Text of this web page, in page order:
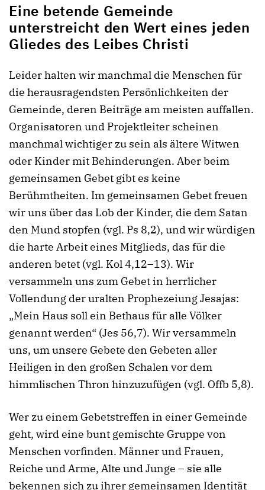
Eine betende Gemeinde
unterstreicht den Wert eines jeden
Gliedes des Leibes Christi
Leider halten wir manchmal die Menschen für
die herausragendsten Persönlichkeiten der
Gemeinde, deren Beiträge am meisten auffallen.
Organisatoren und Projektleiter scheinen
manchmal wichtiger zu sein als ältere Witwen
oder Kinder mit Behinderungen. Aber beim
gemeinsamen Gebet gibt es keine
Berühmtheiten. Im gemeinsamen Gebet freuen
wir uns über das Lob der Kinder, die dem Satan
den Mund stopfen (vgl. Ps 8,2), und wir würdigen
die harte Arbeit eines Mitglieds, das für die
anderen betet (vgl. Kol 4,12–13). Wir
versammeln uns zum Gebet in herrlicher
Vollendung der uralten Prophezeiung Jesajas:
„Mein Haus soll ein Bethaus für alle Völker
genannt werden“ (Jes 56,7). Wir versammeln
uns, um unsere Gebete den Gebeten aller
Heiligen in den großen Schalen vor dem
himmlischen Thron hinzuzufügen (vgl. Offb 5,8).
Wer zu einem Gebetstreffen in einer Gemeinde
geht, wird eine bunt gemischte Gruppe von
Menschen vorfinden. Männer und Frauen,
Reiche und Arme, Alte und Junge – sie alle
bekennen sich zu ihrer gemeinsamen Identität